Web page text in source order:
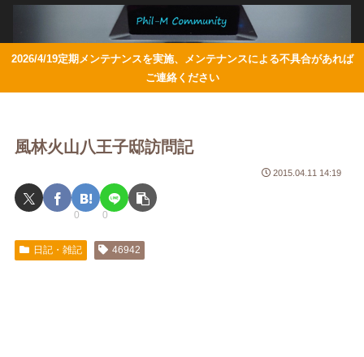
2026/4/19定期メンテナンスを実施、メンテナンスによる不具合があれば
ご連絡ください
風林火山八王子邸訪問記
2015.04.11 14:19
0 0
日記・雑記 46942